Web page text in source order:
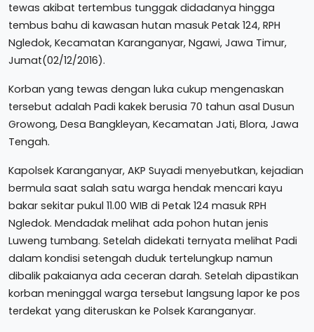
tewas akibat tertembus tunggak didadanya hingga
tembus bahu di kawasan hutan masuk Petak 124, RPH
Ngledok, Kecamatan Karanganyar, Ngawi, Jawa Timur,
Jumat(02/12/2016).
Korban yang tewas dengan luka cukup mengenaskan
tersebut adalah Padi kakek berusia 70 tahun asal Dusun
Growong, Desa Bangkleyan, Kecamatan Jati, Blora, Jawa
Tengah.
Kapolsek Karanganyar, AKP Suyadi menyebutkan, kejadian
bermula saat salah satu warga hendak mencari kayu
bakar sekitar pukul 11.00 WIB di Petak 124 masuk RPH
Ngledok. Mendadak melihat ada pohon hutan jenis
Luweng tumbang. Setelah didekati ternyata melihat Padi
dalam kondisi setengah duduk tertelungkup namun
dibalik pakaianya ada ceceran darah. Setelah dipastikan
korban meninggal warga tersebut langsung lapor ke pos
terdekat yang diteruskan ke Polsek Karanganyar.